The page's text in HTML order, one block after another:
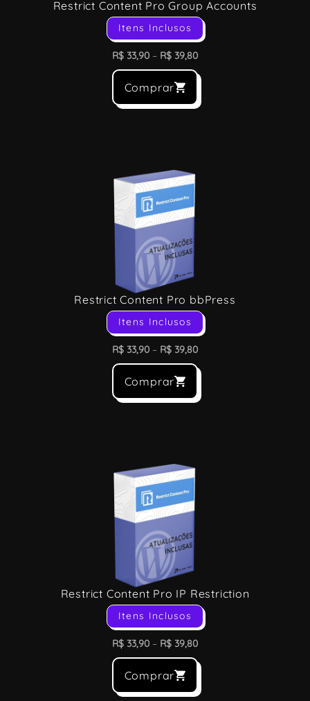
Restrict Content Pro Group Accounts
Itens Inclusos
R$ 33,90 – R$ 39,80
Comprar
Restrict Content Pro bbPress
Itens Inclusos
R$ 33,90 – R$ 39,80
Comprar
Restrict Content Pro IP Restriction
Itens Inclusos
R$ 33,90 – R$ 39,80
Comprar